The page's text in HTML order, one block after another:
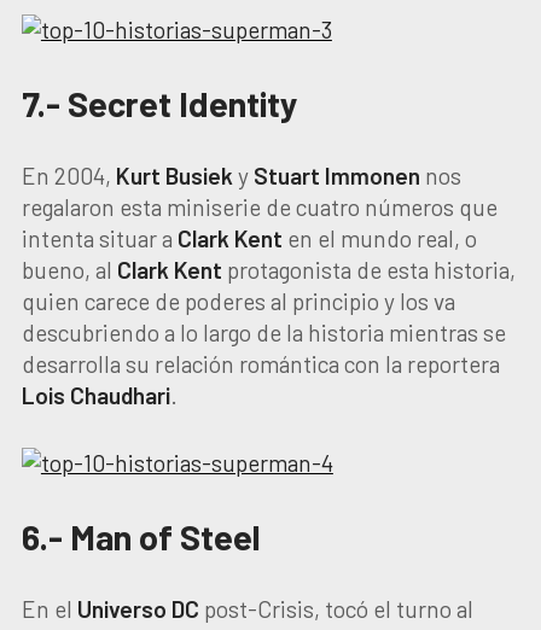
7.- Secret Identity
En 2004, Kurt Busiek y Stuart Immonen nos
regalaron esta miniserie de cuatro números que
intenta situar a Clark Kent en el mundo real, o
bueno, al Clark Kent protagonista de esta historia,
quien carece de poderes al principio y los va
descubriendo a lo largo de la historia mientras se
desarrolla su relación romántica con la reportera
Lois Chaudhari.
6.- Man of Steel
En el Universo DC post-Crisis, tocó el turno al